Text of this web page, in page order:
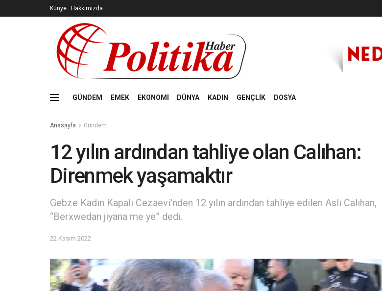
Künye Hakkımızda
GÜNDEM EMEK EKONOMİ DÜNYA KADIN GENÇLİK DOSYA
Anasayfa Gündem
12 yılın ardından tahliye olan Calıhan:
Direnmek yaşamaktır
Gebze Kadın Kapalı Cezaevi'nden 12 yılın ardından tahliye edilen Aslı Calıhan,
“Berxwedan jiyana me ye” dedi.
22 Kasım 2022